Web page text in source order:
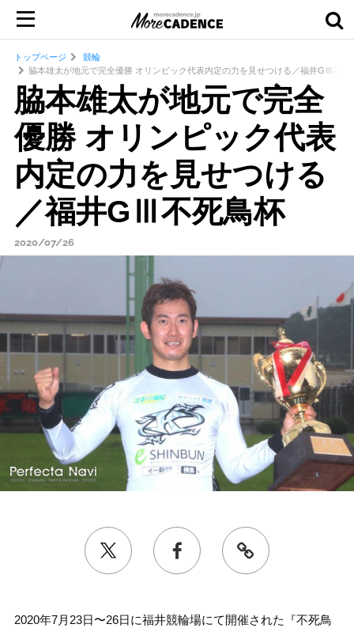
トップページ
競輪
脇本雄太が地元で完全優勝 オリンピック代表内定の力を見せつける／福井GⅢ不死
脇本雄太が地元で完全
優勝 オリンピック代表
内定の力を見せつける
／福井GⅢ不死鳥杯
2020/07/26
2020年7月23日〜26日に福井競輪場にて開催された『不死鳥